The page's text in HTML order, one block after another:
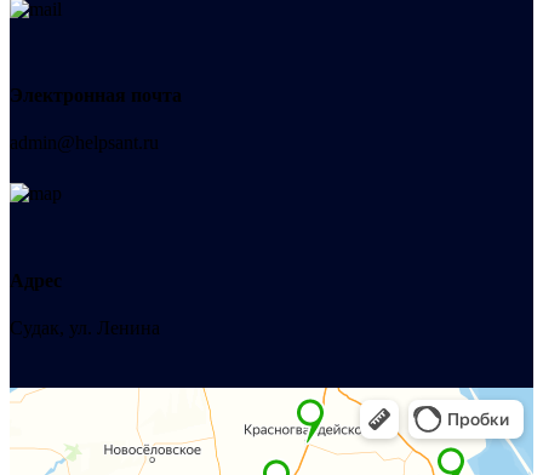
Электронная почта
admin@helpsant.ru
Адрес
Судак, ул. Ленина